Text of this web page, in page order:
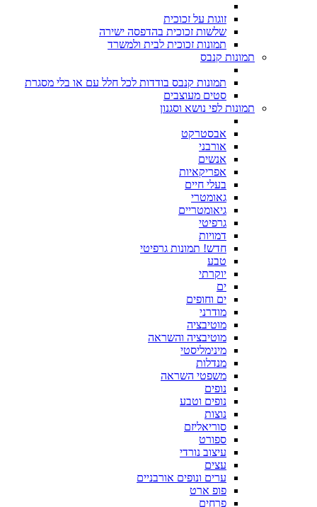
זוגות על זכוכית
שלשות זכוכית בהדפסה ישירה
תמונות זכוכית לבית ולמשרד
תמונות קנבס
תמונות קנבס בודדות לכל חלל עם או בלי מסגרת
סטים מעוצבים
תמונות לפי נושא וסגנון
אבסטרקט
אורבני
אנשים
אפריקאיות
בעלי חיים
גאומטרי
גיאומטריים
גרפיטי
דמויות
חדש! תמונות גרפיטי
טבע
יוקרתי
ים
ים וחופים
מודרני
מוטיבציה
מוטיבציה והשראה
מינימליסטי
מנדלות
משפטי השראה
נופים
נופים וטבע
נוצות
סוריאליזם
ספורט
עיצוב נורדי
עצים
ערים ונופים אורבניים
פופ ארט
פרחים